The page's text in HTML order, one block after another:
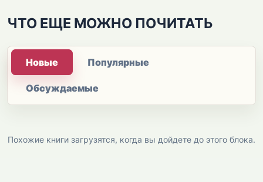
ЧТО ЕЩЕ МОЖНО ПОЧИТАТЬ
Новые Популярные
Обсуждаемые
Похожие книги загрузятся, когда вы дойдете до этого блока.